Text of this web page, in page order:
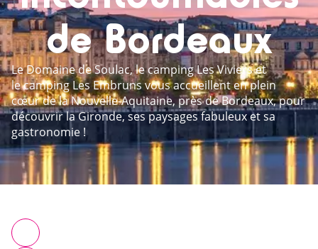
de Bordeaux
Le Domaine de Soulac, le camping Les Viviers et
le camping Les Embruns vous accueillent en plein
cœur de la Nouvelle-Aquitaine, près de Bordeaux, pour
découvrir la Gironde, ses paysages fabuleux et sa
gastronomie !